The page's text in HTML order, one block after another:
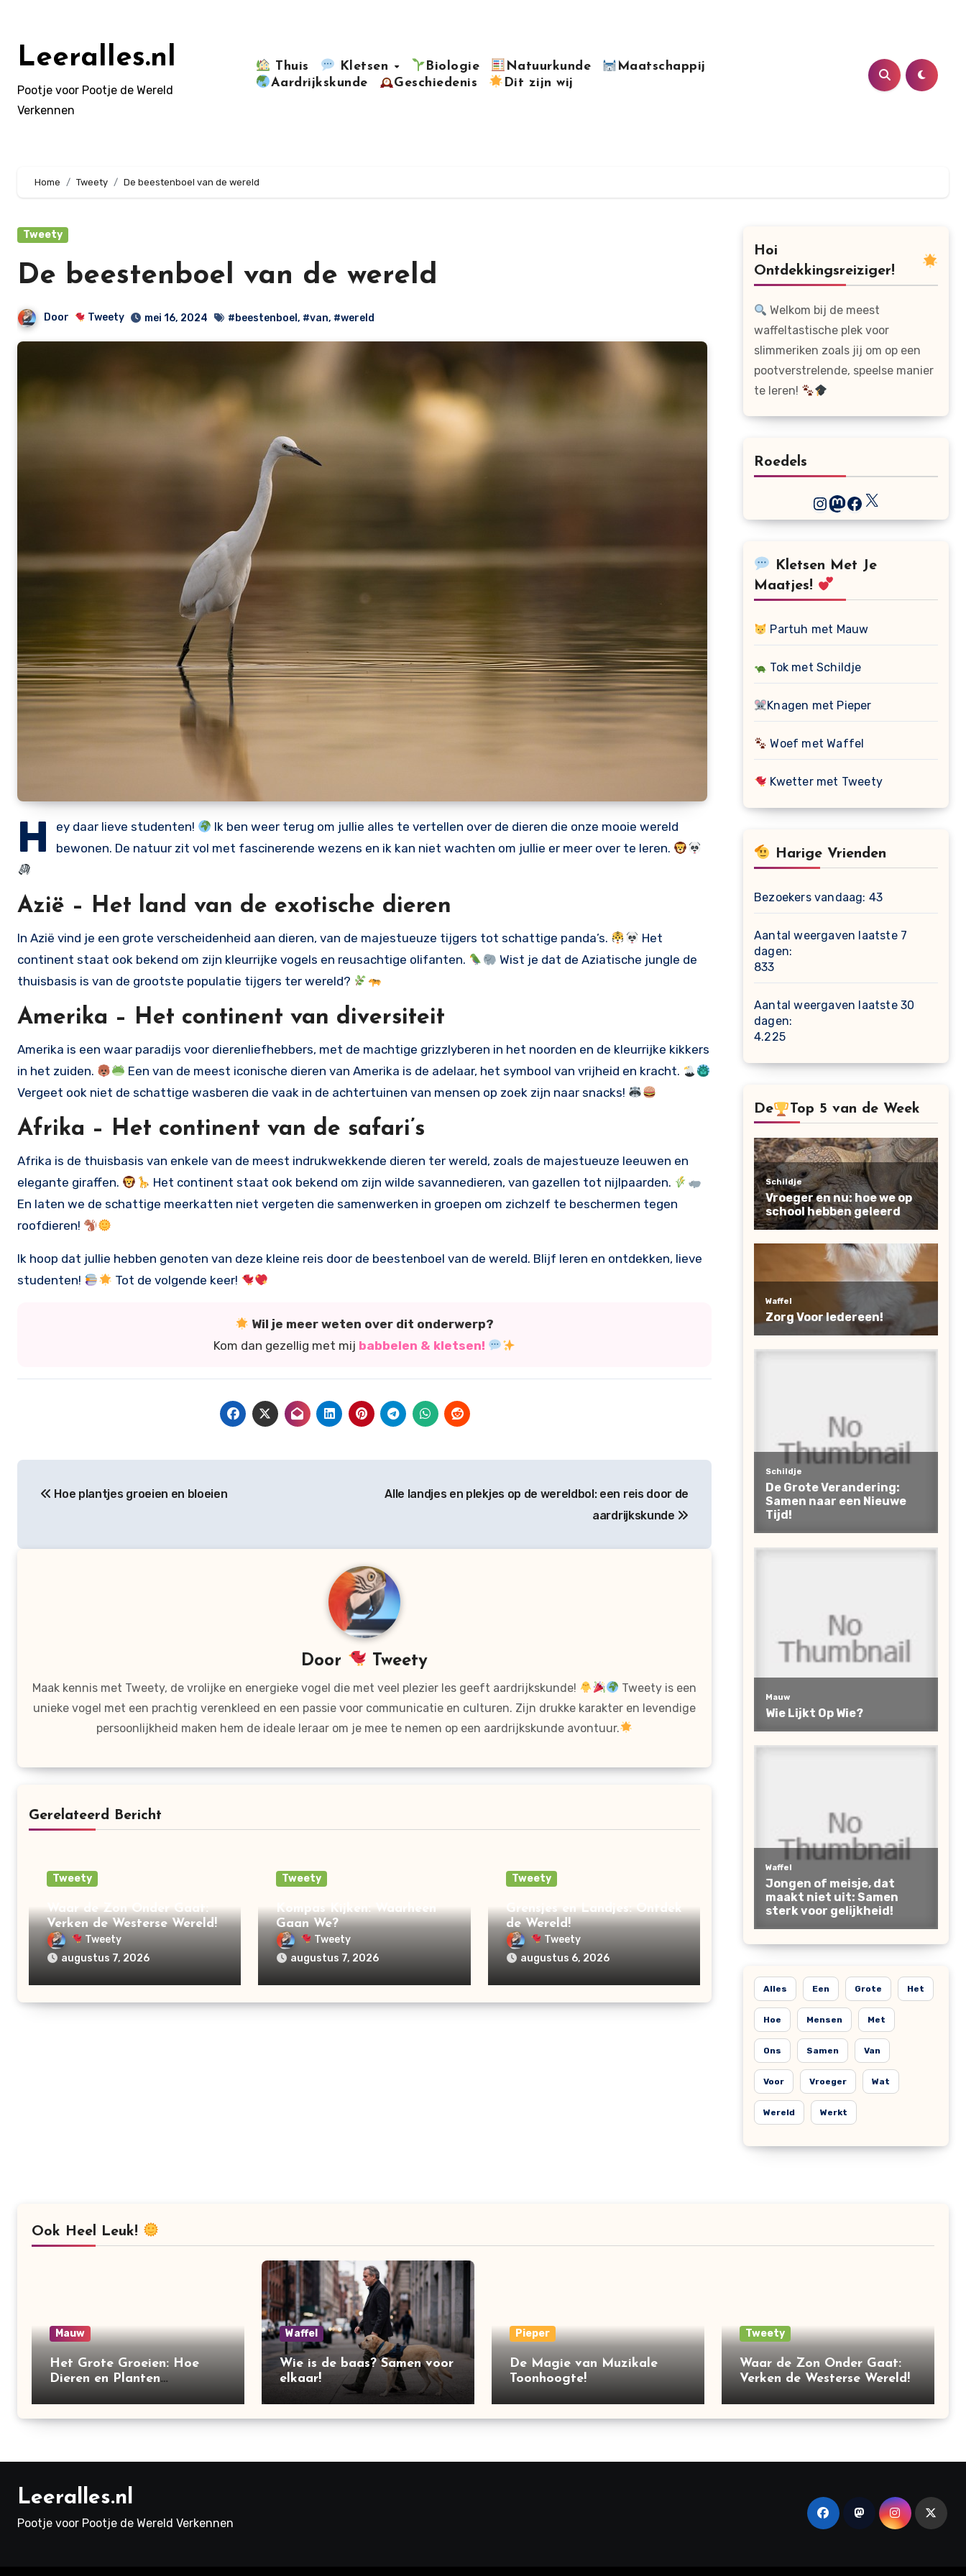
inhoudLeeralles.nl
Pootje voor Pootje de Wereld
Verkennen
Thuis Kletsen Biologie Natuurkunde
Maatschappij
Aardrijkskunde
Geschiedenis Dit zijn wij
Home Tweety De beestenboel van de wereld
Tweety
De beestenboel van de wereld
Door Tweety mei 16, 2024 #beestenboel , #van, #wereld
H ey daar lieve studenten!
Ik ben weer terug om jullie alles te vertellen over de dieren die onze mooie wereld
bewonen. De natuur zit vol met fascinerende wezens en ik kan niet wachten om jullie er meer over te leren.
Azië – Het land van de exotische dieren
In Azië vind je een grote verscheidenheid aan dieren, van de majestueuze tijgers tot schattige panda’s.
Het
continent staat ook bekend om zijn kleurrijke vogels en reusachtige olifanten.
Wist je dat de Aziatische jungle de
thuisbasis is van de grootste populatie tijgers ter wereld?
Amerika – Het continent van diversiteit
Amerika is een waar paradijs voor dierenliefhebbers, met de machtige grizzlyberen in het noorden en de kleurrijke kikkers
in het zuiden.
Een van de meest iconische dieren van Amerika is de adelaar, het symbool van vrijheid en kracht.
Vergeet ook niet de schattige wasberen die vaak in de achtertuinen van mensen op zoek zijn naar snacks!
Afrika – Het continent van de safari’s
Afrika is de thuisbasis van enkele van de meest indrukwekkende dieren ter wereld, zoals de majestueuze leeuwen en
elegante giraffen.
Het continent staat ook bekend om zijn wilde savannedieren, van gazellen tot nijlpaarden.
En laten we de schattige meerkatten niet vergeten die samenwerken in groepen om zichzelf te beschermen tegen
roofdieren!
Ik hoop dat jullie hebben genoten van deze kleine reis door de beestenboel van de wereld. Blijf leren en ontdekken, lieve
studenten!
Tot de volgende keer!
Wil je meer weten over dit onderwerp?
Kom dan gezellig met mij babbelen & kletsen!
navigatie
Hoe plantjes groeien en bloeien
Alle landjes en plekjes op de wereldbol: een reis door de
aardrijkskunde
Door Tweety
Maak kennis met Tweety, de vrolijke en energieke vogel die met veel plezier les geeft aardrijkskunde!
Tweety is een
unieke vogel met een prachtig verenkleed en een passie voor communicatie en culturen. Zijn drukke karakter en levendige
persoonlijkheid maken hem de ideale leraar om je mee te nemen op een aardrijkskunde avontuur.
Gerelateerd Bericht
Tweety
Waar de Zon Onder Gaat:
Verken de Westerse Wereld!
Tweety
augustus 7, 2026
Tweety
Kompas Kijken: Waarheen
Gaan We?
Tweety
augustus 7, 2026
Tweety
Grensjes en Landjes: Ontdek
de Wereld!
Tweety
augustus 6, 2026
Hoi
Ontdekkingsreiziger!
Welkom bij de meest
waffeltastische plek voor
slimmeriken zoals jij om op een
pootverstrelende, speelse manier
te leren!
Roedels
Instagram
Mastodon
Facebook
X
Kletsen Met Je
Maatjes!
Partuh met Mauw
Tok met Schildje
Knagen met Pieper
Woef met Waffel
Kwetter met Tweety
Harige Vrienden
Bezoekers vandaag: 43
Aantal weergaven laatste 7
dagen:
833
Aantal weergaven laatste 30
dagen:
4.225
De Top 5 van de Week
Alles Een Grote Het
Hoe Mensen Met
Ons Samen Van
Voor Vroeger Wat
Wereld Werkt
Ook Heel Leuk!
Mauw
Het Grote Groeien: Hoe
Dieren en Planten
Waffel
Wie is de baas? Samen voor
elkaar!
Pieper
De Magie van Muzikale
Toonhoogte!
Tweety
Waar de Zon Onder Gaat:
Verken de Westerse Wereld!
Leeralles.nl
Pootje voor Pootje de Wereld Verkennen